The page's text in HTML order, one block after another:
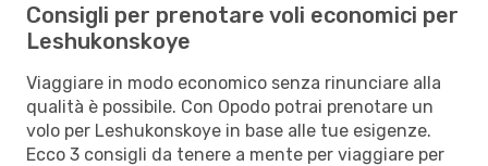
Consigli per prenotare voli economici per
Leshukonskoye
Viaggiare in modo economico senza rinunciare alla
qualità è possibile. Con Opodo potrai prenotare un
volo per Leshukonskoye in base alle tue esigenze.
Ecco 3 consigli da tenere a mente per viaggiare per